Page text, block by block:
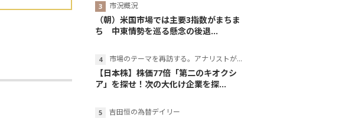
市況概況
（朝）米国市場では主要3指数がまちま
ち 中東情勢を巡る懸念の後退...
市場のテーマを再訪する。アナリストが読み解くテーマの本質
【日本株】株価77倍「第二のキオクシ
ア」を探せ！次の大化け企業を探...
吉田恒の為替デイリー